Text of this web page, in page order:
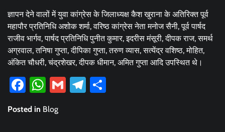
ज्ञापन देने वालों में युवा कांग्रेस के जिलाध्यक्ष कैश खुराना के अतिरिक्त पूर्व
महापौर प्रतिनिधि अशोक शर्मा, वरिष्ठ कांग्रेस नेता मनोज सैनी, पूर्व पार्षद
राजीव भार्गव, पार्षद प्रतिनिधि पुनीत कुमार, इदरीस मंसूरी, दीपक राज, समर्थ
अग्रवाल, तनिषा गुप्ता, दीपिका गुप्ता, तरुण व्यास, सत्येंद्र वशिष्ठ, मोहित,
अंकित चौधरी, चंद्रशेखर, दीपक धीमान, अमित गुप्ता आदि उपस्थित थे।
Facebook
WhatsApp
GmailTelegram
Posted in Blog